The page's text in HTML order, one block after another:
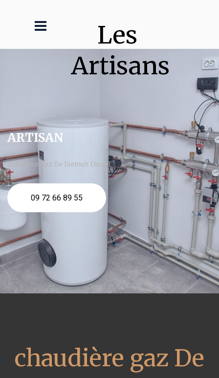
Les
Artisans
ARTISAN
chaudière gaz De Dietrich Oissel
09 72 66 89 55
chaudière gaz De